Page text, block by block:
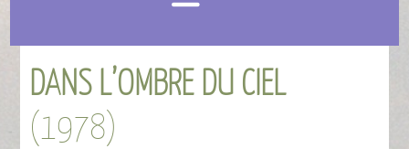
DANS L’OMBRE DU CIEL
(1978)